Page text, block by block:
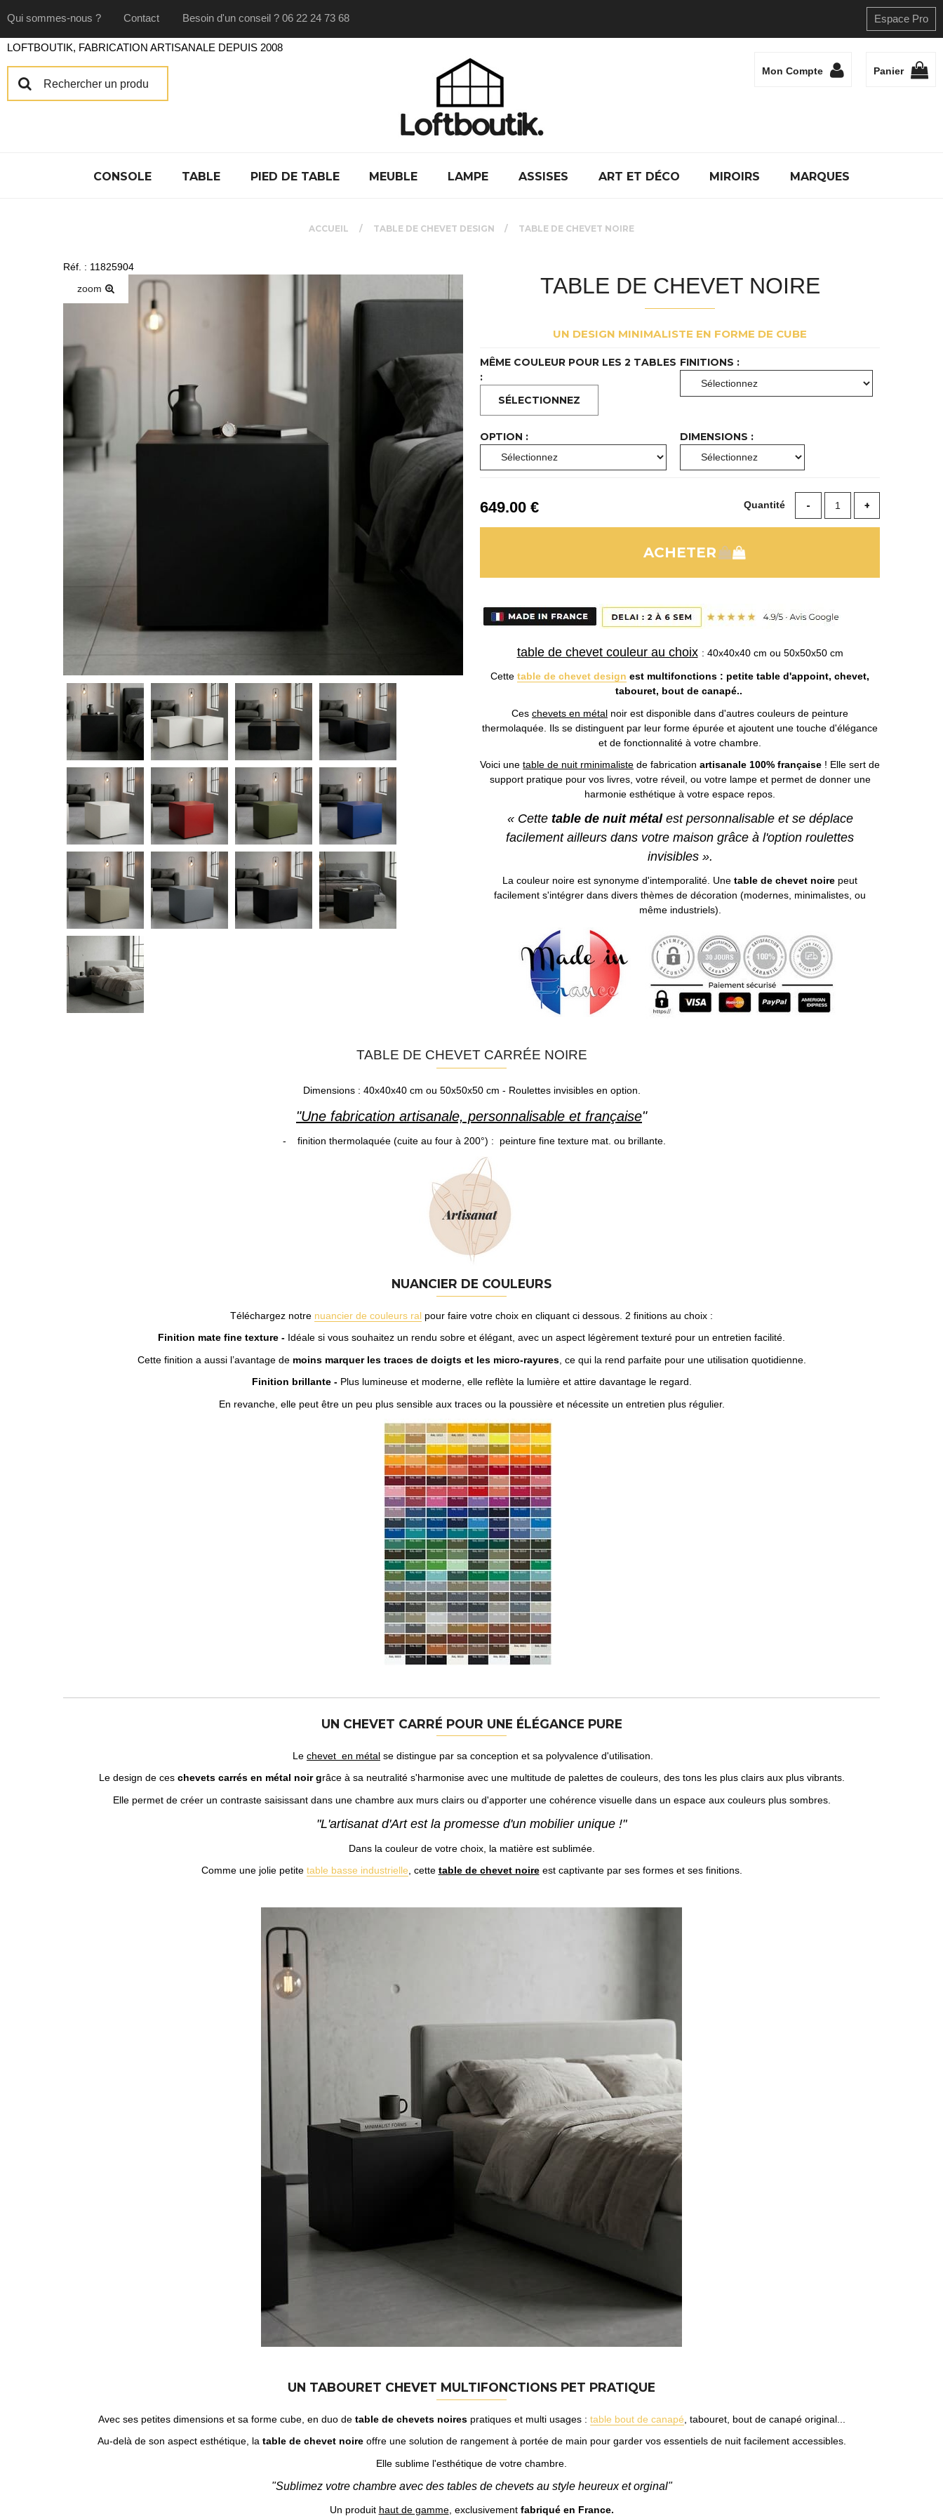
Qui sommes-nous ? Contact Besoin d'un conseil ? 06 22 24 73 68 Espace Pro
Mon Compte Panier
CONSOLE TABLE PIED DE TABLE MEUBLE LAMPE ASSISES ART ET DÉCO MIROIRS MARQUES
ACCUEIL TABLE DE CHEVET DESIGN TABLE DE CHEVET NOIRE
Réf. : 11825904
zoom
TABLE DE CHEVET NOIRE
UN DESIGN MINIMALISTE EN FORME DE CUBE
MÊME COULEUR POUR LES 2 TABLES
:
FINITIONS :
OPTION : DIMENSIONS :
649.00€ Quantité
table de chevet couleur au choix : 40x40x40 cm ou 50x50x50 cm
Cettetable de chevet design est multifonctions : petite table d'appoint, chevet,
tabouret, bout de canapé..
Ceschevets en métal noir est disponible dans d'autres couleurs de peinture
thermolaquée. Ils se distinguent par leur forme épurée et ajoutent une touche d'élégance
et de fonctionnalité à votre chambre.
Voici unetable de nuit rminimaliste de fabricationartisanale 100% française ! Elle sert de
support pratique pour vos livres, votre réveil, ou votre lampe et permet de donner une
harmonie esthétique à votre espace repos.
« Cette table de nuit métal est personnalisable et se déplace
facilement ailleurs dans votre maison grâce à l'option roulettes
invisibles ».
La couleur noire est synonyme d'intemporalité. Une table de chevet noire peut
facilement s'intégrer dans divers thèmes de décoration (modernes, minimalistes, ou
même industriels).
TABLE DE CHEVET CARRÉE NOIRE
Dimensions : 40x40x40 cm ou 50x50x50 cm - Roulettes invisibles en option.
"Une fabrication artisanale, personnalisable et française"
- finition thermolaquée (cuite au four à 200°) : peinture fine texture mat. ou brillante.
NUANCIER DE COULEURS
Téléchargez notre nuancier de couleurs ral pour faire votre choix en cliquant ci dessous. 2 finitions au choix :
Finition mate fine texture - Idéale si vous souhaitez un rendu sobre et élégant, avec un aspect légèrement texturé pour un entretien facilité.
Cette finition a aussi l’avantage de moins marquer les traces de doigts et les micro-rayures, ce qui la rend parfaite pour une utilisation quotidienne.
Finition brillante - Plus lumineuse et moderne, elle reflète la lumière et attire davantage le regard.
En revanche, elle peut être un peu plus sensible aux traces ou la poussière et nécessite un entretien plus régulier.
UN CHEVET CARRÉ POUR UNE ÉLÉGANCE PURE
Le chevet en métal se distingue par sa conception et sa polyvalence d'utilisation.
Le design de ceschevets carrés en métal noir grâce à sa neutralité s'harmonise avec une multitude de palettes de couleurs, des tons les plus clairs aux plus vibrants.
Elle permet de créer un contraste saisissant dans une chambre aux murs clairs ou d'apporter une cohérence visuelle dans un espace aux couleurs plus sombres.
"L'artisanat d'Art est la promesse d'un mobilier unique !"
Dans la couleur de votre choix, la matière est sublimée.
Comme une jolie petite table basse industrielle, cette table de chevet noireest captivante par ses formes et ses finitions.
UN TABOURET CHEVET MULTIFONCTIONS PET PRATIQUE
Avec ses petites dimensions et sa forme cube, en duo de table de chevets noirespratiques et multi usages : table bout de canapé , tabouret, bout de canapé original...
Au-delà de son aspect esthétique, la table de chevet noireoffre une solution de rangement à portée de main pour garder vos essentiels de nuit facilement accessibles.
Elle sublime l'esthétique de votre chambre.
"Sublimez votre chambre avec des tables de chevets au style heureux et orginal"
Un produit haut de gamme, exclusivement fabriqué en France.
LOFTBOUTIK, FABRICATION ARTISANALE DEPUIS 2008